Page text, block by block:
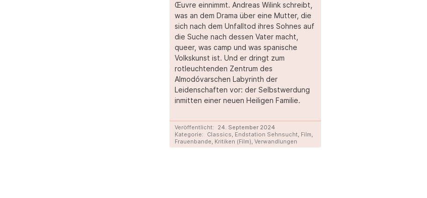
Œuvre einnimmt. Andreas Wilink schreibt,
was an dem Drama über eine Mutter, die
sich nach dem Unfalltod ihres Sohnes auf
die Suche nach dessen Vater macht,
queer, was camp und was spanische
Volkskunst ist. Und er dringt zum
rotleuchtenden Zentrum des
Almodóvarschen Labyrinth der
Leidenschaften vor: der Selbstwerdung
inmitten einer neuen Heiligen Familie.
Veröffentlicht:
24. September 2024
Kategorie:
Classics, Endstation Sehnsucht, Film,
Frauenbande, Kritiken (Film),Verwandlungen